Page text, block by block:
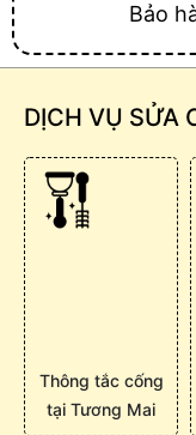
Bảo
DỊCH VỤ SỬA
Thông tắc cống
tại Tương Mai